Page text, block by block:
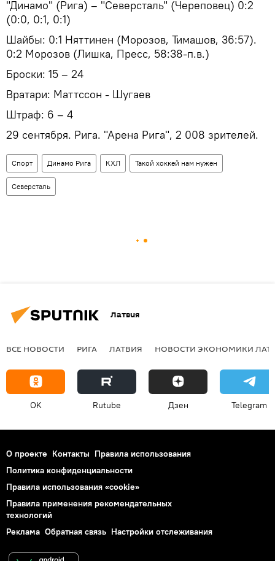
"Динамо" (Рига) – "Северсталь" (Череповец) 0:2
(0:0, 0:1, 0:1)
Шайбы: 0:1 Няттинен (Морозов, Тимашов, 36:57).
0:2 Морозов (Лишка, Пресс, 58:38-п.в.)
Броски: 15 – 24
Вратари: Маттссон - Шугаев
Штраф: 6 – 4
29 сентября. Рига. "Арена Рига", 2 008 зрителей.
Спорт Динамо Рига КХЛ Такой хоккей нам нужен
Северсталь
Латвия
ВСЕ НОВОСТИ РИГА ЛАТВИЯ НОВОСТИ ЭКОНОМИКИ
OK Rutube Дзен Telegram
О проекте Контакты Правила использования
Политика конфиденциальности
Правила использования «cookie»
Правила применения рекомендательных
технологий
Реклама Обратная связь Настройки отслеживания